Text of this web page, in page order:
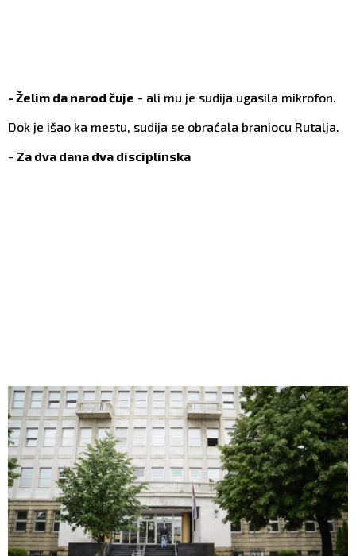
- Želim da narod čuje - ali mu je sudija ugasila mikrofon.
Dok je išao ka mestu, sudija se obraćala braniocu Rutalja.
- Za dva dana dva disciplinska